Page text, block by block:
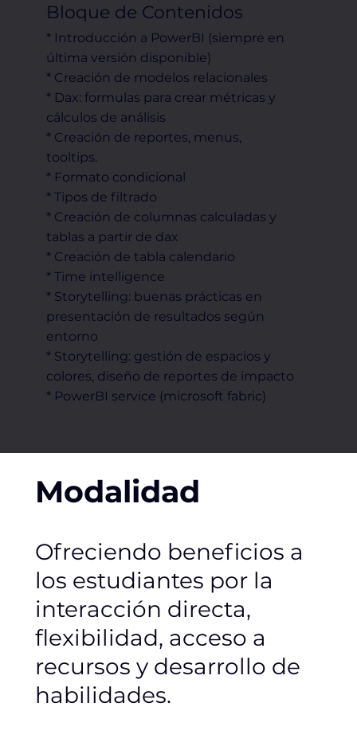
Bloque de Contenidos
* Introducción a PowerBI (siempre en
última versión disponible)
* Creación de modelos relacionales
* Dax: formulas para crear métricas y
cálculos de análisis
* Creación de reportes, menus,
tooltips.
* Formato condicional
* Tipos de filtrado
* Creación de columnas calculadas y
tablas a partir de dax
* Creación de tabla calendario
* Time intelligence
* Storytelling: buenas prácticas en
presentación de resultados según
entorno
* Storytelling: gestión de espacios y
colores, diseño de reportes de impacto
* PowerBI service (microsoft fabric)
Modalidad
Ofreciendo beneficios a
los estudiantes por la
interacción directa,
flexibilidad, acceso a
recursos y desarrollo de
habilidades.